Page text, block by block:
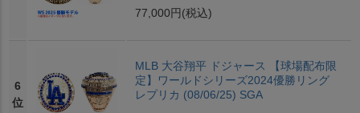
77,000円 (税込)
6
位
MLB 大谷翔平 ドジャース 【球場配布限
定】ワールドシリーズ2024優勝リング
レプリカ (08/06/25) SGA